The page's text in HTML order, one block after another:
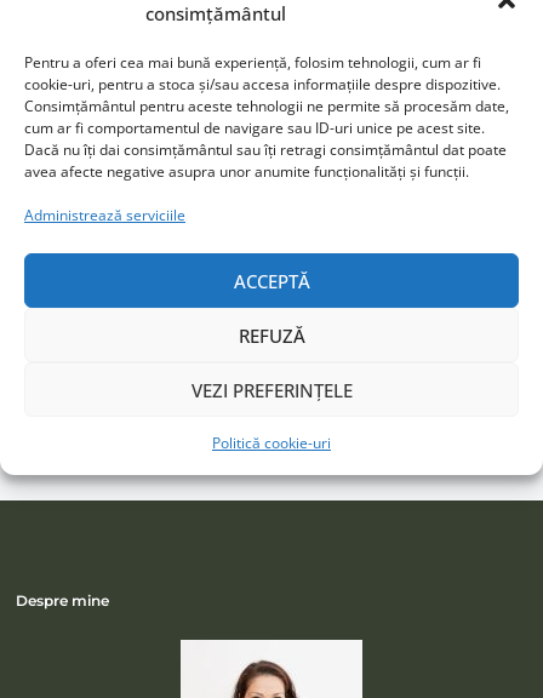
consimțământul
Pentru a oferi cea mai bună experiență, folosim tehnologii, cum ar fi
cookie-uri, pentru a stoca și/sau accesa informațiile despre dispozitive.
Consimțământul pentru aceste tehnologii ne permite să procesăm date,
cum ar fi comportamentul de navigare sau ID-uri unice pe acest site.
Dacă nu îți dai consimțământul sau îți retragi consimțământul dat poate
avea afecte negative asupra unor anumite funcționalități și funcții.
Administrează serviciile
ACCEPTĂ
REFUZĂ
VEZI PREFERINȚELE
Politică cookie-uri
CITEȘTE MAI MULT
URMĂREȘTE-MI ACTIVITATEA
Despre mine